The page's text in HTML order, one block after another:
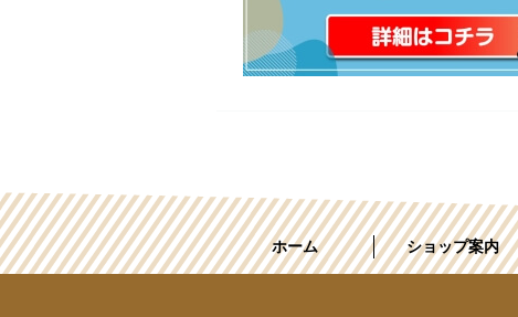
ホーム ショップ案内